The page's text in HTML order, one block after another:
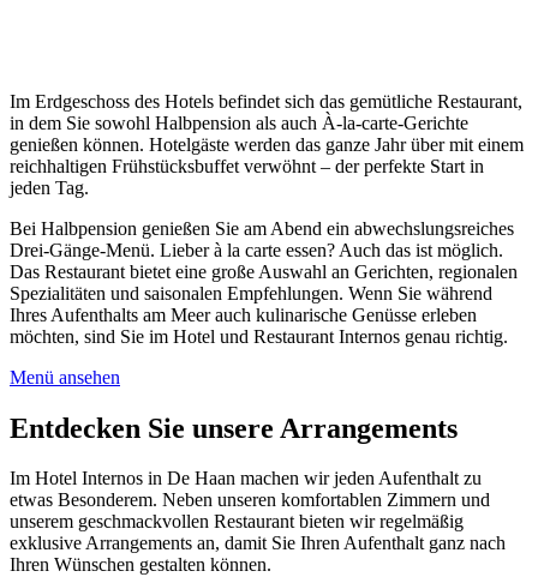
Im Erdgeschoss des Hotels befindet sich das gemütliche Restaurant,
in dem Sie sowohl Halbpension als auch À-la-carte-Gerichte
genießen können. Hotelgäste werden das ganze Jahr über mit einem
reichhaltigen Frühstücksbuffet verwöhnt – der perfekte Start in
jeden Tag.
Bei Halbpension genießen Sie am Abend ein abwechslungsreiches
Drei-Gänge-Menü. Lieber à la carte essen? Auch das ist möglich.
Das Restaurant bietet eine große Auswahl an Gerichten, regionalen
Spezialitäten und saisonalen Empfehlungen. Wenn Sie während
Ihres Aufenthalts am Meer auch kulinarische Genüsse erleben
möchten, sind Sie im Hotel und Restaurant Internos genau richtig.
Menü ansehen
Entdecken Sie unsere Arrangements
Im Hotel Internos in De Haan machen wir jeden Aufenthalt zu
etwas Besonderem. Neben unseren komfortablen Zimmern und
unserem geschmackvollen Restaurant bieten wir regelmäßig
exklusive Arrangements an, damit Sie Ihren Aufenthalt ganz nach
Ihren Wünschen gestalten können.